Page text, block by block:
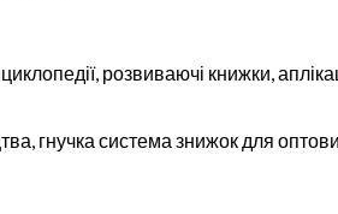
розвиваючі книжки,
гнучка система знижок для